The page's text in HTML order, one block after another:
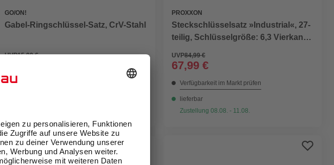
GO/ON!
Gabel-Ringschlüssel-Satz, CrV-Stahl
UVP15,99 €
Verfügbarkeit im Markt prüfen
PROXXON
Steckschlüsselsatz »Industrial«, 27-
teilig, Schlüsselgröße: 6,3 Vierkant
UVP84,99 €
67,99 €
Verfügbarkeit im Markt prüfen
lieferbar
Zustellung 08.08. - 11.08.